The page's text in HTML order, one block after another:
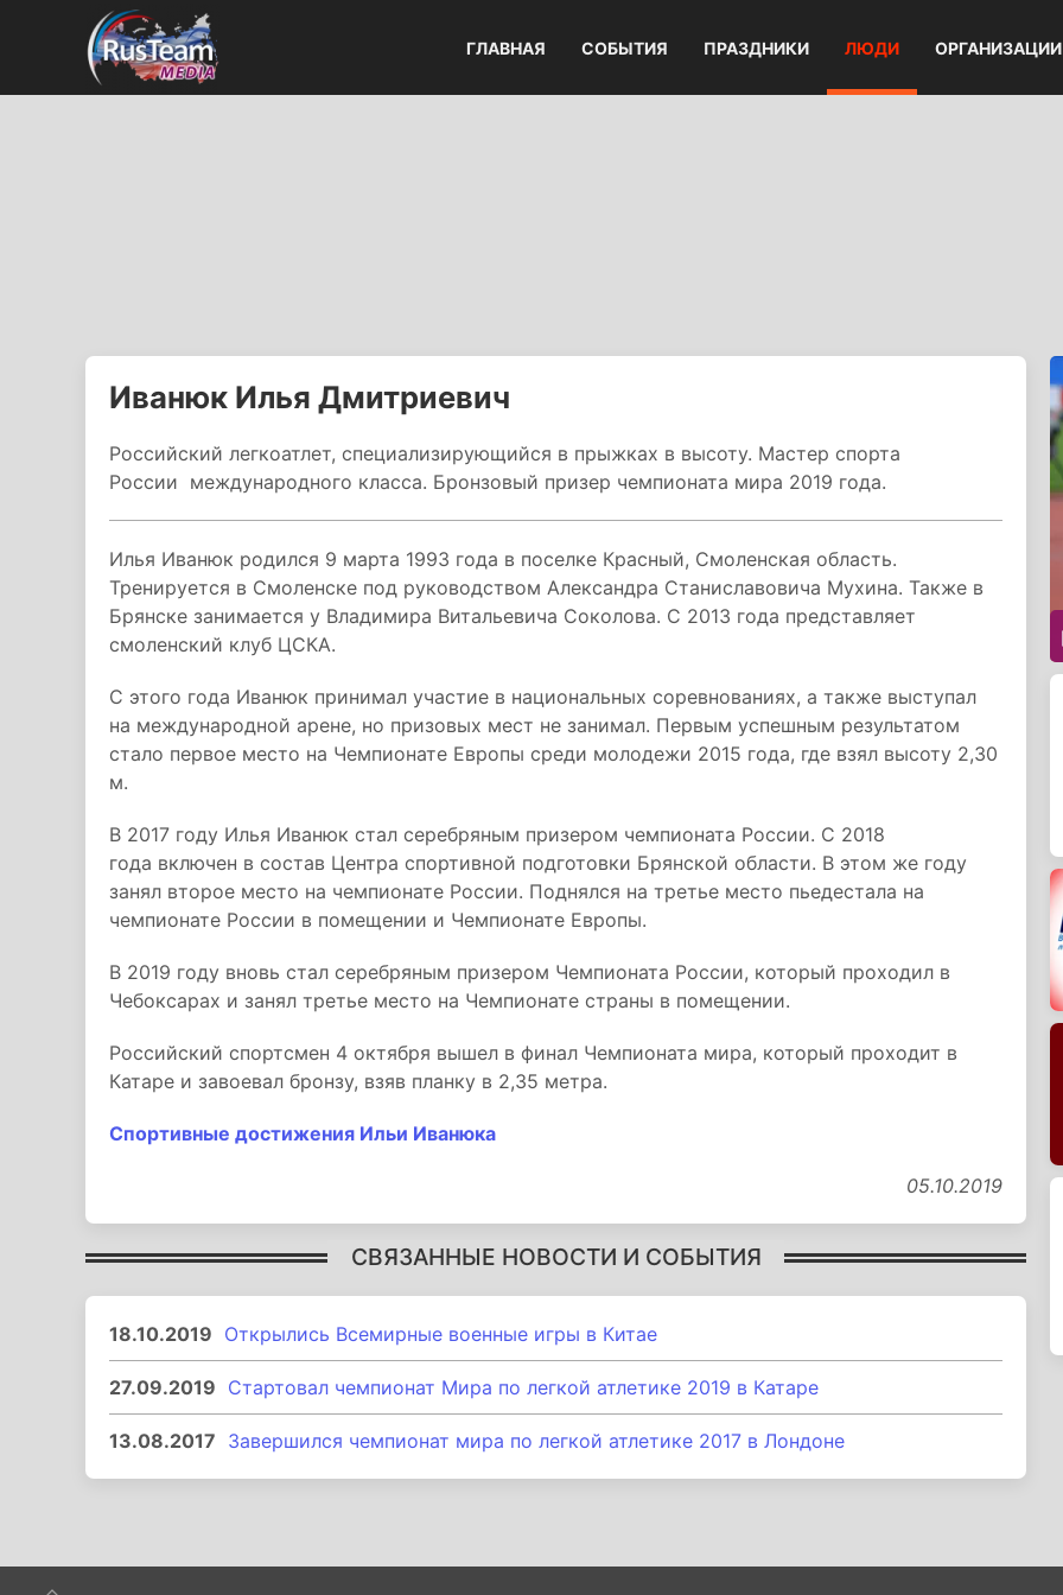
ГЛАВНАЯ СОБЫТИЯ ПРАЗДНИКИ ЛЮДИ ОРГАНИЗАЦИИ
Иванюк Илья Дмитриевич
Российский легкоатлет, специализирующийся в прыжках в высоту. Мастер спорта
России международного класса. Бронзовый призер чемпионата мира 2019 года.
Илья Иванюк родился 9 марта 1993 года в поселке Красный, Смоленская область.
Тренируется в Смоленске под руководством Александра Станиславовича Мухина. Также в
Брянске занимается у Владимира Витальевича Соколова. С 2013 года представляет
смоленский клуб ЦСКА.
С этого года Иванюк принимал участие в национальных соревнованиях, а также выступал
на международной арене, но призовых мест не занимал. Первым успешным результатом
стало первое место на Чемпионате Европы среди молодежи 2015 года, где взял высоту 2,30
м.
В 2017 году Илья Иванюк стал серебряным призером чемпионата России. С 2018
года включен в состав Центра спортивной подготовки Брянской области. В этом же году
занял второе место на чемпионате России. Поднялся на третье место пьедестала на
чемпионате России в помещении и Чемпионате Европы.
В 2019 году вновь стал серебряным призером Чемпионата России, который проходил в
Чебоксарах и занял третье место на Чемпионате страны в помещении.
Российский спортсмен 4 октября вышел в финал Чемпионата мира, который проходит в
Катаре и завоевал бронзу, взяв планку в 2,35 метра.
Спортивные достижения Ильи Иванюка
05.10.2019
СВЯЗАННЫЕ НОВОСТИ И СОБЫТИЯ
18.10.2019 Открылись Всемирные военные игры в Китае
27.09.2019 Стартовал чемпионат Мира по легкой атлетике 2019 в Катаре
13.08.2017 Завершился чемпионат мира по легкой атлетике 2017 в Лондоне